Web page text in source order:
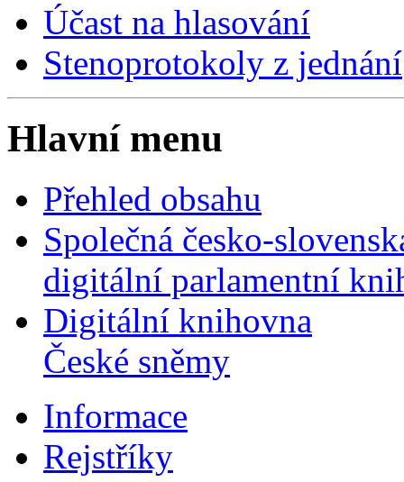
Účast na hlasování
Stenoprotokoly z jednání
Hlavní menu
Přehled obsahu
Společná česko-
digitální parlamentní
Digitální knihovna
České sněmy
Informace
Rejstříky